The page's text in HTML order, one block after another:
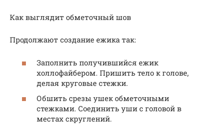
Как выглядит обметочный шов
Продолжают создание ежика так:
Заполнить получившийся ежик
холлофайбером. Пришить тело к голове,
делая круговые стежки.
Обшить срезы ушек обметочными
стежками. Соединить уши с головой в
местах скруглений.